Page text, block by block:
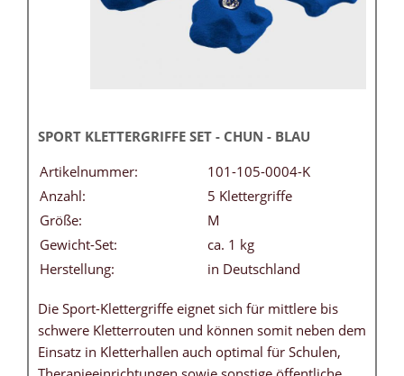
SPORT KLETTERGRIFFE SET - CHUN - BLAU
Artikelnummer:
101-105-0004-K
Anzahl:
5 Klettergriffe
Größe:
M
Gewicht-Set:
ca. 1 kg
Herstellung:
in Deutschland
Die Sport-Klettergriffe eignet sich für mittlere bis
schwere Kletterrouten und können somit neben dem
Einsatz in Kletterhallen auch optimal für Schulen,